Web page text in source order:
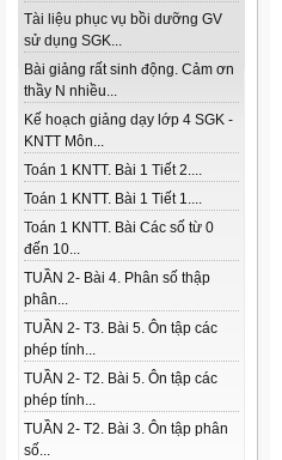
Tài liệu phục vụ bồi dưỡng GV
sử dụng SGK...
Bài giảng rất sinh động. Cảm ơn
thầy N nhiều...
Kế hoạch giảng dạy lớp 4 SGK -
KNTT Môn...
Toán 1 KNTT. Bài 1 Tiết 2....
Toán 1 KNTT. Bài 1 Tiết 1....
Toán 1 KNTT. Bài Các số từ 0
đến 10...
TUẦN 2- Bài 4. Phân số thập
phân...
TUẦN 2- T3. Bài 5. Ôn tập các
phép tính...
TUẦN 2- T2. Bài 5. Ôn tập các
phép tính...
TUẦN 2- T2. Bài 3. Ôn tập phân
số...